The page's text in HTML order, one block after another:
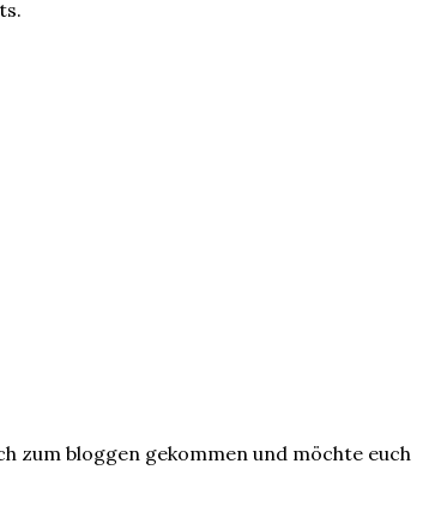
zum bloggen gekommen und möchte euch